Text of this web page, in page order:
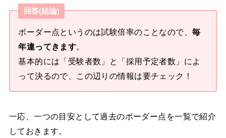
回答(結論)
ボーダー点というのは試験倍率のことなので、毎
年違ってきます。
基本的には「受験者数」と「採用予定者数」によ
って決るので、この辺りの情報は要チェック！
一応、一つの目安として過去のボーダー点を一覧で紹介
しておきます。